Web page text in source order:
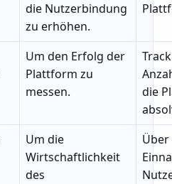
die Nutzerbindung
zu erhöhen.
Um den Erfolg der
Plattform zu
messen.
die
Um die
Wirtschaftlichkeit
des